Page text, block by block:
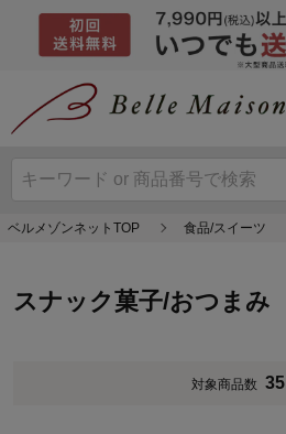
ベルメゾンネットTOP 食品/スイーツ
スナック菓子/おつまみ
対象商品数 35